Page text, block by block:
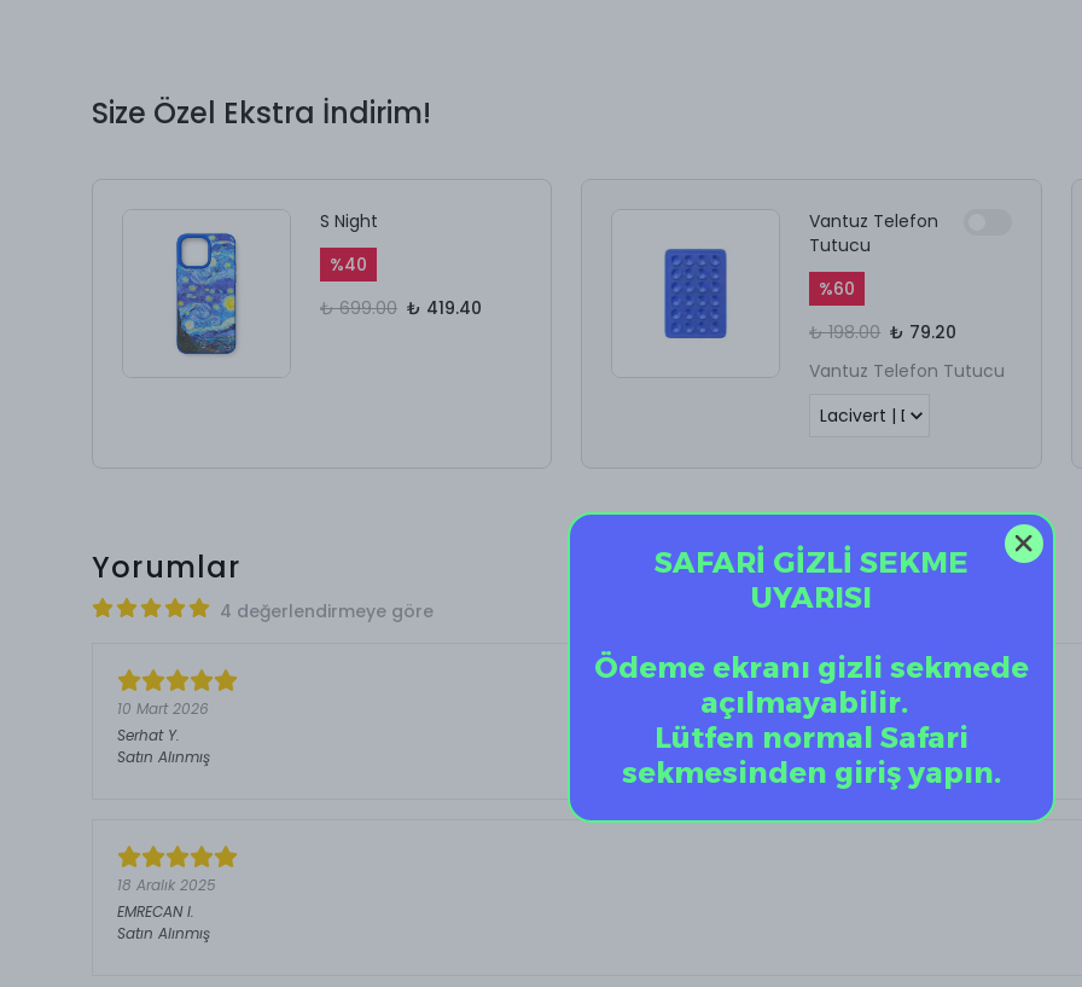
Size Özel Ekstra İndirim!
S Night
%40
₺ 699.00 ₺ 419.40
Vantuz Telefon
Tutucu
%60
₺ 198.00 ₺ 79.20
Vantuz Telefon Tutucu
Yorumlar
4 değerlendirmeye göre
10 Mart 2026
Serhat Y.
Satın Alınmış
18 Aralık 2025
EMRECAN I.
Satın Alınmış
SAFARİ GİZLİ SEKME
UYARISI
Ödeme ekranı gizli sekmede
açılmayabilir.
Lütfen normal Safari
sekmesinden giriş yapın.